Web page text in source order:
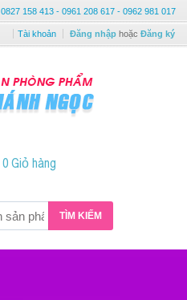
0827 158 413 - 0961 208 617 - 0962 981 017
Tài khoản Đăng nhập hoặc Đăng ký
0 Giỏ hàng
TÌM KIẾM